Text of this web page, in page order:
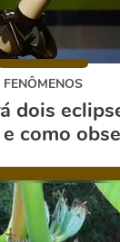
FENÔMENOS
dois
como